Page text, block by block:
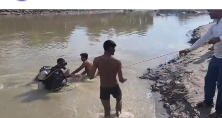
विभाग द्वारा ही अग्रिम कार्यवाही की जायेगी। पुलिस द्वारा संबंधित वाहन को
सीज किया गया है।
RELATED TOPICS:
UP NEXT
बड़ी खबर : उत्तराखंड के पूर्व मुख्यमंत्री बीसी खंडूरी का निधन, मैक्स
हॉस्पिटल में ली अंतिम सांस
DON'T MISS
बड़ी खबर : धनौल्टी में जौनपुर के बिलौन्दी पुल के पास फटा बादल,
कई दुकानों में भरा मलबा